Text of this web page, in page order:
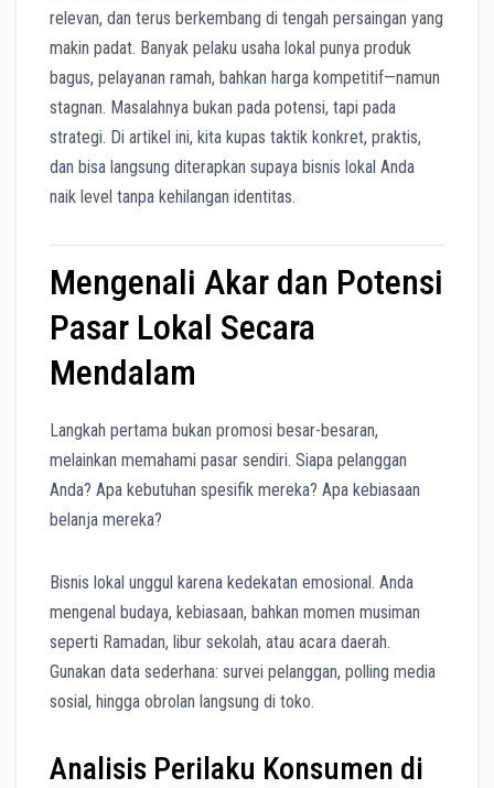
relevan, dan terus berkembang di tengah persaingan yang
makin padat. Banyak pelaku usaha lokal punya produk
bagus, pelayanan ramah, bahkan harga kompetitif—namun
stagnan. Masalahnya bukan pada potensi, tapi pada
strategi. Di artikel ini, kita kupas taktik konkret, praktis,
dan bisa langsung diterapkan supaya bisnis lokal Anda
naik level tanpa kehilangan identitas.
Mengenali Akar dan Potensi
Pasar Lokal Secara
Mendalam
Langkah pertama bukan promosi besar-besaran,
melainkan memahami pasar sendiri. Siapa pelanggan
Anda? Apa kebutuhan spesifik mereka? Apa kebiasaan
belanja mereka?
Bisnis lokal unggul karena kedekatan emosional. Anda
mengenal budaya, kebiasaan, bahkan momen musiman
seperti Ramadan, libur sekolah, atau acara daerah.
Gunakan data sederhana: survei pelanggan, polling media
sosial, hingga obrolan langsung di toko.
Analisis Perilaku Konsumen di